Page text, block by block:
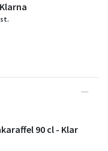
90 cl - Klar